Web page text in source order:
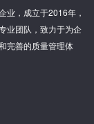
业，成立于2016年，
业团队，致力于为企
完善的质量管理体